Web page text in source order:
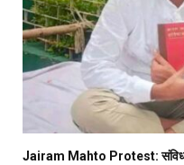
Jairam Mahto Protest: